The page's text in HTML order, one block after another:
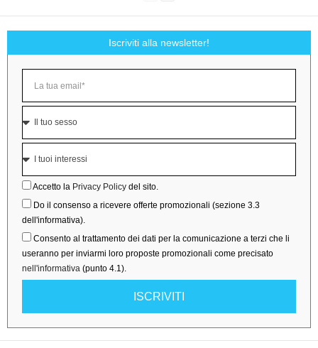
Iscriviti alla newsletter!
Accetto la Privacy Policy del sito.
Do il consenso a ricevere offerte promozionali (sezione 3.3
dell'informativa).
Consento al trattamento dei dati per la comunicazione a terzi che li
useranno per inviarmi loro proposte promozionali come precisato
nell'informativa (punto 4.1).
ISCRIVITI